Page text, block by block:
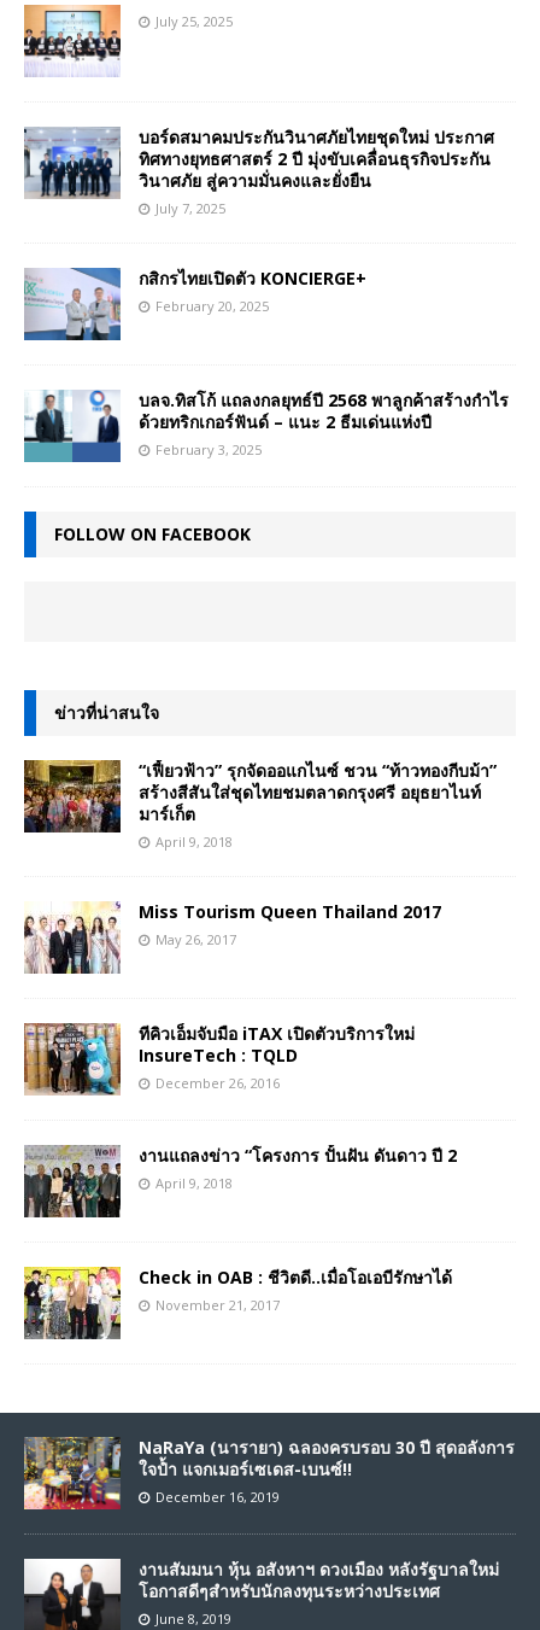
July 25, 2025
บอร์ดสมาคมประกันวินาศภัยไทยชุดใหม่ ประกาศ
ทิศทางยุทธศาสตร์ 2 ปี มุ่งขับเคลื่อนธุรกิจประกัน
วินาศภัย สู่ความมั่นคงและยั่งยืน
July 7, 2025
กสิกรไทยเปิดตัว KONCIERGE+
February 20, 2025
บลจ.ทิสโก้ แถลงกลยุทธ์ปี 2568 พาลูกค้าสร้างกำไร
ด้วยทริกเกอร์ฟันด์ – แนะ 2 ธีมเด่นแห่งปี
February 3, 2025
FOLLOW ON FACEBOOK
ข่าวที่น่าสนใจ
“เฟี้ยวฟ้าว” รุกจัดออแกไนซ์ ชวน “ท้าวทองกีบม้า”
สร้างสีสันใส่ชุดไทยชมตลาดกรุงศรี อยุธยาไนท์
มาร์เก็ต
April 9, 2018
Miss Tourism Queen Thailand 2017
May 26, 2017
ทีคิวเอ็มจับมือ iTAX เปิดตัวบริการใหม่
InsureTech : TQLD
December 26, 2016
งานแถลงข่าว “โครงการ ปั้นฝัน ดันดาว ปี 2
April 9, 2018
Check in OAB : ชีวิตดี..เมื่อโอเอบีรักษาได้
November 21, 2017
NaRaYa (นารายา) ฉลองครบรอบ 30 ปี สุดอลังการ
ใจป้ำ แจกเมอร์เซเดส-เบนซ์!!
December 16, 2019
งานสัมมนา หุ้น อสังหาฯ ดวงเมือง หลังรัฐบาลใหม่
โอกาสดีๆสำหรับนักลงทุนระหว่างประเทศ
June 8, 2019